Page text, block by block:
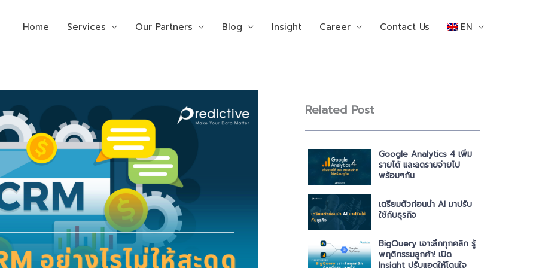
Home Services Our Partners Blog Insight Career Contact Us EN
Related Post
Google Analytics 4 เพิ่ม
รายได้ และลดรายจ่ายไป
พร้อมๆกัน
เตรียมตัวก่อนนำ AI มาปรับ
ใช้กับธุรกิจ
BigQuery เจาะลึกทุกคลิก รู้
พฤติกรรมลูกค้า! เปิด
Insight ปรับแอดให้โดนใจ